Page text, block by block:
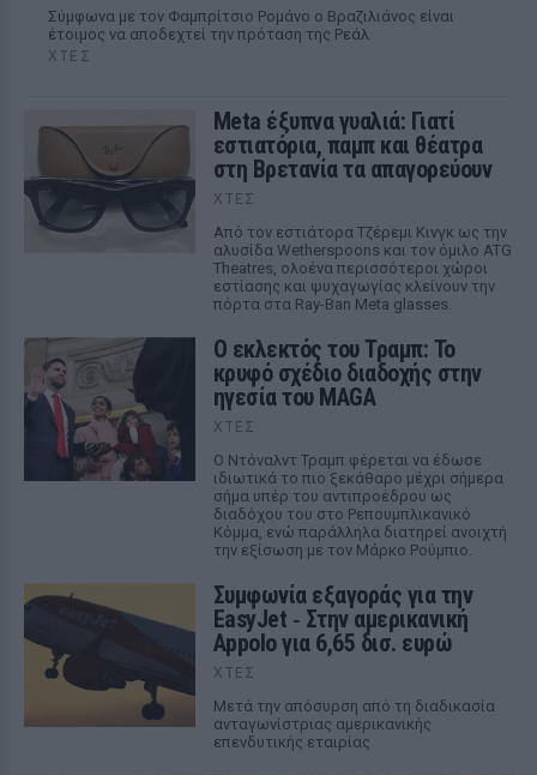
Σύμφωνα με τον Φαμπρίτσιο Ρομάνο ο Βραζιλιάνος είναι
έτοιμος να αποδεχτεί την πρόταση της Ρεάλ
ΧΤΕΣ
Meta έξυπνα γυαλιά: Γιατί
εστιατόρια, παμπ και θέατρα
στη Βρετανία τα απαγορεύουν
ΧΤΕΣ
Από τον εστιάτορα Τζέρεμι Κινγκ ως την
αλυσίδα Wetherspoons και τον όμιλο ATG
Theatres, ολοένα περισσότεροι χώροι
εστίασης και ψυχαγωγίας κλείνουν την
πόρτα στα Ray-Ban Meta glasses.
Ο εκλεκτός του Τραμπ: Το
κρυφό σχέδιο διαδοχής στην
ηγεσία του MAGA
ΧΤΕΣ
Ο Ντόναλντ Τραμπ φέρεται να έδωσε
ιδιωτικά το πιο ξεκάθαρο μέχρι σήμερα
σήμα υπέρ του αντιπροέδρου ως
διαδόχου του στο Ρεπουμπλικανικό
Κόμμα, ενώ παράλληλα διατηρεί ανοιχτή
την εξίσωση με τον Μάρκο Ρούμπιο.
Συμφωνία εξαγοράς για την
EasyJet ‑ Στην αμερικανική
Appolo για 6,65 δισ. ευρώ
ΧΤΕΣ
Μετά την απόσυρση από τη διαδικασία
ανταγωνίστριας αμερικανικής
επενδυτικής εταιρίας